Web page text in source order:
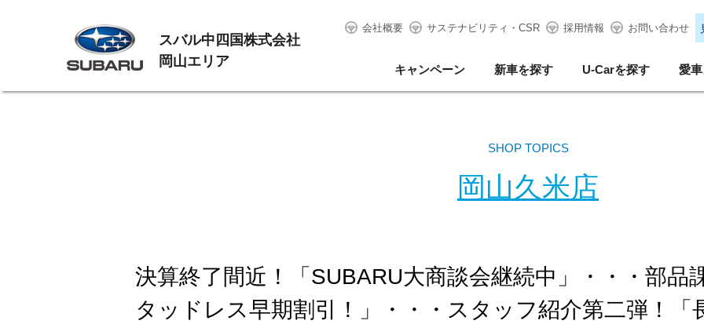
スバル中四国株式会社
岡山エリア
会社概要 サステナビリティ・CSR 採用情報 お問い合わせ
キャンペーン 新車を探す U-Carを探す 愛
SHOP TOPICS
岡山久米店
決算終了間近！「SUBARU大商談会継続中」・・・部品
タッドレス早期割引！」・・・スタッフ紹介第二弾！「